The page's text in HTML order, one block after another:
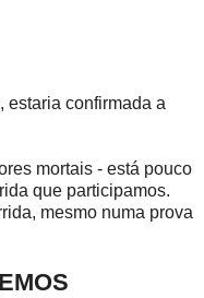
estaria confirmada a
mortais - está pouco
que participamos.
mesmo numa prova